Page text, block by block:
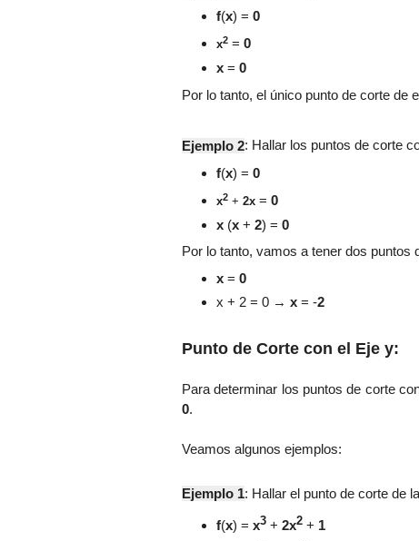
f(x) = 0
x2= 0
x = 0
Por lo tanto, el único punto de corte de
Ejemplo 2: Hallar los puntos de corte
f(x) = 0
x2+ 2x= 0
x (x+ 2) = 0
Por lo tanto, vamos a tener dos puntos
x = 0
x + 2 = 0 → x= -2
Punto de Corte con el Eje y:
Para determinar los puntos de corte
0.
Veamos algunos ejemplos:
Ejemplo 1: Hallar el punto de corte de
f(x) = x3 + 2x2 + 1